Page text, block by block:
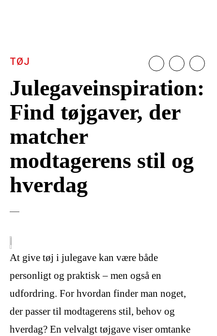
Julegaveinspiration:
Find tøjgaver, der
matcher
modtagerens stil og
hverdag
TØJ
At give tøj i julegave kan være både
personligt og praktisk – men også en
udfordring. For hvordan finder man noget,
der passer til modtagerens stil, behov og
hverdag? En velvalgt tøjgave viser omtanke